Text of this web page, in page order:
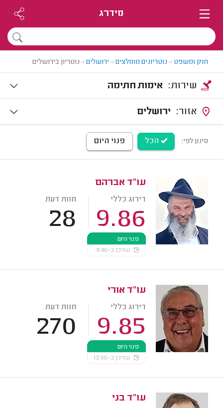
מידרג
חוק ומשפט > נוטריונים מומלצים> ירושלים> נוטריון בירושלים
אימות חתימה
ירושלים
סינון לפי: הכל פנוי היום
עו"ד אברהם
דירוג כללי
9.86
חוות דעת
28
פנוי היום
עודכן ב-11:46
עו"ד אורי
דירוג כללי
9.85
חוות דעת
270
פנוי היום
עודכן ב-13:06
עו"ד בני